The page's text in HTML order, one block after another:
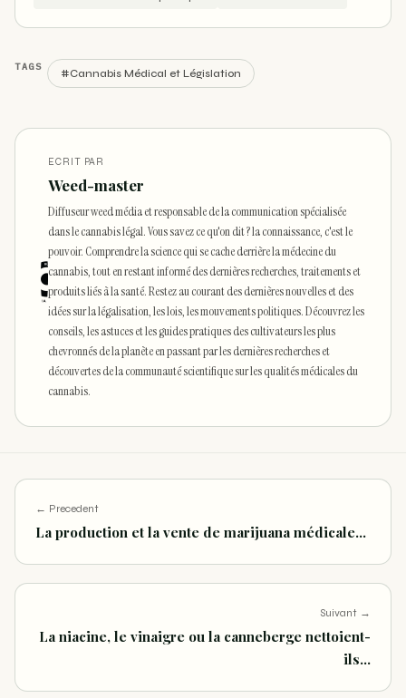
TAGS
#Cannabis Médical et Législation
ECRIT PAR
Weed-master
Diffuseur weed média et responsable de la communication spécialisée
dans le cannabis légal. Vous savez ce qu'on dit ? la connaissance, c'est le
pouvoir. Comprendre la science qui se cache derrière la médecine du
cannabis, tout en restant informé des dernières recherches, traitements et
produits liés à la santé. Restez au courant des dernières nouvelles et des
idées sur la légalisation, les lois, les mouvements politiques. Découvrez les
conseils, les astuces et les guides pratiques des cultivateurs les plus
chevronnés de la planète en passant par les dernières recherches et
découvertes de la communauté scientifique sur les qualités médicales du
cannabis.
← Precedent
La production et la vente de marijuana médicale…
Suivant →
La niacine, le vinaigre ou la canneberge nettoient-
ils…